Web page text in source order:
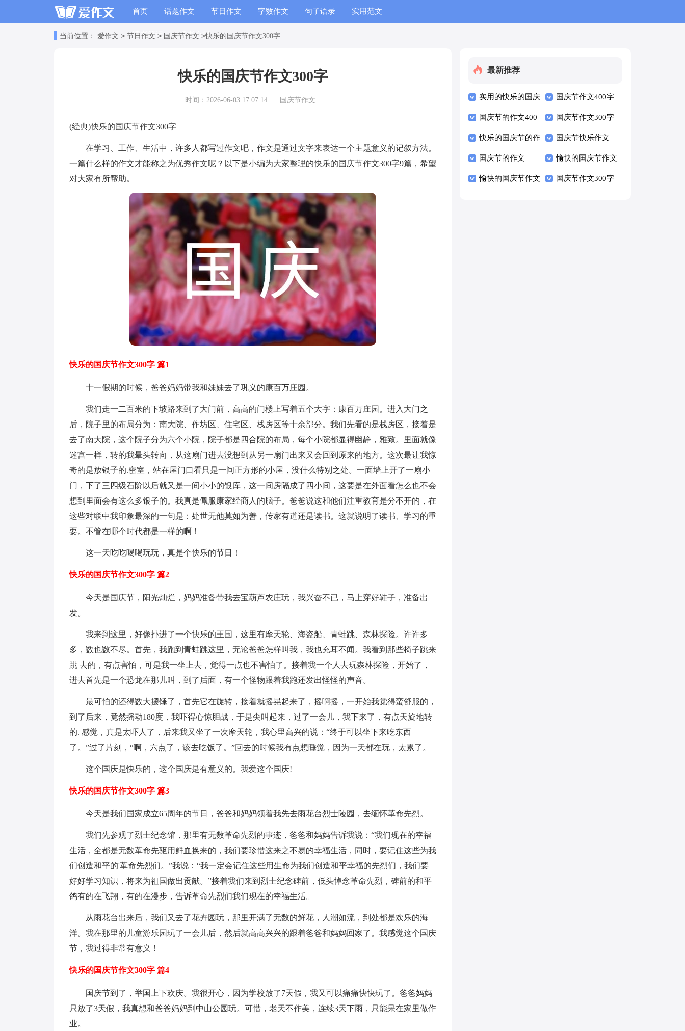
首页 话题作文 节日作文 字数作文 句子语录 实用范文
读书笔记 读书心得
当前位置： 爱作文 > 节日作文 > 国庆节作文 >快乐的国庆节作文300字
快乐的国庆节作文300字
时间：2026-06-03 17:07:14 国庆节作文
(经典)快乐的国庆节作文300字
在学习、工作、生活中，许多人都写过作文吧，作文是通过文字来表达一个主题意义的记叙方法。
一篇什么样的作文才能称之为优秀作文呢？以下是小编为大家整理的快乐的国庆节作文300字9篇，希望
对大家有所帮助。
快乐的国庆节作文300字 篇1
十一假期的时候，爸爸妈妈带我和妹妹去了巩义的康百万庄园。
我们走一二百米的下坡路来到了大门前，高高的门楼上写着五个大字：康百万庄园。进入大门之
后，院子里的布局分为：南大院、作坊区、住宅区、栈房区等十余部分。我们先看的是栈房区，接着是
去了南大院，这个院子分为六个小院，院子都是四合院的布局，每个小院都显得幽静，雅致。里面就像
迷宫一样，转的我晕头转向，从这扇门进去没想到从另一扇门出来又会回到原来的地方。这次最让我惊
奇的是放银子的.密室，站在屋门口看只是一间正方形的小屋，没什么特别之处。一面墙上开了一扇小
门，下了三四级石阶以后就又是一间小小的银库，这一间房隔成了四小间，这要是在外面看怎么也不会
想到里面会有这么多银子的。我真是佩服康家经商人的脑子。爸爸说这和他们注重教育是分不开的，在
这些对联中我印象最深的一句是：处世无他莫如为善，传家有道还是读书。这就说明了读书、学习的重
要。不管在哪个时代都是一样的啊！
这一天吃吃喝喝玩玩，真是个快乐的节日！
快乐的国庆节作文300字 篇2
今天是国庆节，阳光灿烂，妈妈准备带我去宝葫芦农庄玩，我兴奋不已，马上穿好鞋子，准备出
发。
我来到这里，好像扑进了一个快乐的王国，这里有摩天轮、海盗船、青蛙跳、森林探险。许许多
多，数也数不尽。首先，我跑到青蛙跳这里，无论爸爸怎样叫我，我也充耳不闻。我看到那些椅子跳来
跳 去的，有点害怕，可是我一坐上去，觉得一点也不害怕了。接着我一个人去玩森林探险，开始了，
进去首先是一个恐龙在那儿叫，到了后面，有一个怪物跟着我跑还发出怪怪的声音。
最可怕的还得数大摆锤了，首先它在旋转，接着就摇晃起来了，摇啊摇，一开始我觉得蛮舒服的，
到了后来，竟然摇动180度，我吓得心惊胆战，于是尖叫起来，过了一会儿，我下来了，有点天旋地转
的. 感觉，真是太吓人了，后来我又坐了一次摩天轮，我心里高兴的说：“终于可以坐下来吃东西
了。”过了片刻，“啊，六点了，该去吃饭了。”回去的时候我有点想睡觉，因为一天都在玩，太累了。
这个国庆是快乐的，这个国庆是有意义的。我爱这个国庆!
快乐的国庆节作文300字 篇3
今天是我们国家成立65周年的节日，爸爸和妈妈领着我先去雨花台烈士陵园，去缅怀革命先烈。
我们先参观了烈士纪念馆，那里有无数革命先烈的事迹，爸爸和妈妈告诉我说：“我们现在的幸福
生活，全都是无数革命先驱用鲜血换来的，我们要珍惜这来之不易的幸福生活，同时，要记住这些为我
们创造和平的'革命先烈们。”我说：“我一定会记住这些用生命为我们创造和平幸福的先烈们，我们要
好好学习知识，将来为祖国做出贡献。”接着我们来到烈士纪念碑前，低头悼念革命先烈，碑前的和平
鸽有的在飞翔，有的在漫步，告诉革命先烈们我们现在的幸福生活。
从雨花台出来后，我们又去了花卉园玩，那里开满了无数的鲜花，人潮如流，到处都是欢乐的海
洋。我在那里的儿童游乐园玩了一会儿后，然后就高高兴兴的跟着爸爸和妈妈回家了。我感觉这个国庆
节，我过得非常有意义！
快乐的国庆节作文300字 篇4
国庆节到了，举国上下欢庆。我很开心，因为学校放了7天假，我又可以痛痛快快玩了。爸爸妈妈
只放了3天假，我真想和爸爸妈妈到中山公园玩。可惜，老天不作美，连续3天下雨，只能呆在家里做作
业。
最新推荐
实用的快乐的国庆
节作文300字
国庆节作文400字
国庆节的作文400
字
国庆节作文300字
快乐的国庆节的作
文300字
国庆节快乐作文
国庆节的作文 愉快的国庆节作文
300字
愉快的国庆节作文 国庆节作文300字